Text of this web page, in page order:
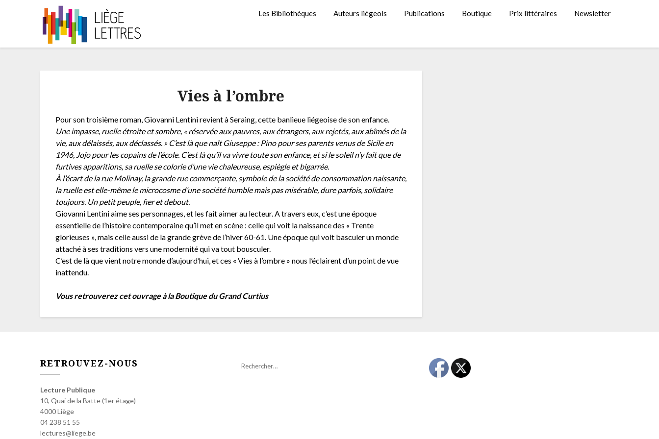
Les Bibliothèques Auteurs liégeois Publications Boutique Prix littéraires Newsletter
Vies à l’ombre
Pour son troisième roman, Giovanni Lentini revient à Seraing, cette banlieue liégeoise de son enfance.
Une impasse, ruelle étroite et sombre, « réservée aux pauvres, aux étrangers, aux rejetés, aux abîmés de la
vie, aux délaissés, aux déclassés. » C’est là que naît Giuseppe : Pino pour ses parents venus de Sicile en
1946, Jojo pour les copains de l’école. C’est là qu’il va vivre toute son enfance, et si le soleil n’y fait que de
furtives apparitions, sa ruelle se colorie d’une vie chaleureuse, espiègle et bigarrée.
À l’écart de la rue Molinay, la grande rue commerçante, symbole de la société de consommation naissante,
la ruelle est elle-même le microcosme d’une société humble mais pas misérable, dure parfois, solidaire
toujours. Un petit peuple, fier et debout.
Giovanni Lentini aime ses personnages, et les fait aimer au lecteur. A travers eux, c’est une époque
essentielle de l’histoire contemporaine qu’il met en scène : celle qui voit la naissance des « Trente
glorieuses », mais celle aussi de la grande grève de l’hiver 60-61. Une époque qui voit basculer un monde
attaché à ses traditions vers une modernité qui va tout bousculer.
C’est de là que vient notre monde d’aujourd’hui, et ces « Vies à l’ombre » nous l’éclairent d’un point de vue
inattendu.
Vous retrouverez cet ouvrage à la Boutique du Grand Curtius
RETROUVEZ-NOUS
Lecture Publique
10, Quai de la Batte (1er étage)
4000 Liège
04 238 51 55
lectures@liege.be